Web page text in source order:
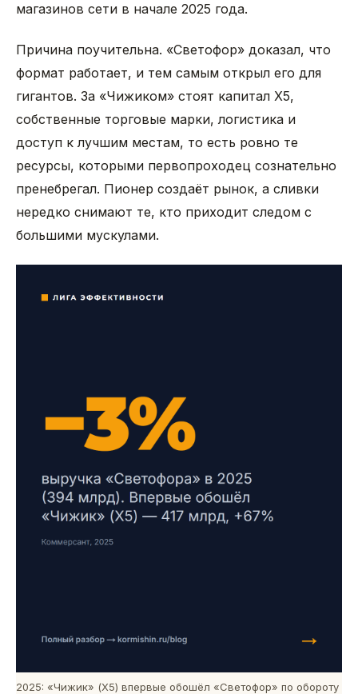
магазинов сети в начале 2025 года.
Причина поучительна. «Светофор» доказал, что
формат работает, и тем самым открыл его для
гигантов. За «Чижиком» стоят капитал X5,
собственные торговые марки, логистика и
доступ к лучшим местам, то есть ровно те
ресурсы, которыми первопроходец сознательно
пренебрегал. Пионер создаёт рынок, а сливки
нередко снимают те, кто приходит следом с
большими мускулами.
2025: «Чижик» (X5) впервые обошёл «Светофор» по обороту